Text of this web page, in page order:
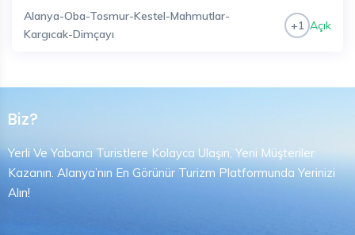
Alanya-Oba-Tosmur-Kestel-Mahmutlar-
Kargıcak-Dimçayı
+1 Açık
Biz?
Yerli Ve Yabancı Turistlere Kolayca Ulaşın, Yeni Müşteriler
Kazanın. Alanya’nın En Görünür Turizm Platformunda Yerinizi
Alın!